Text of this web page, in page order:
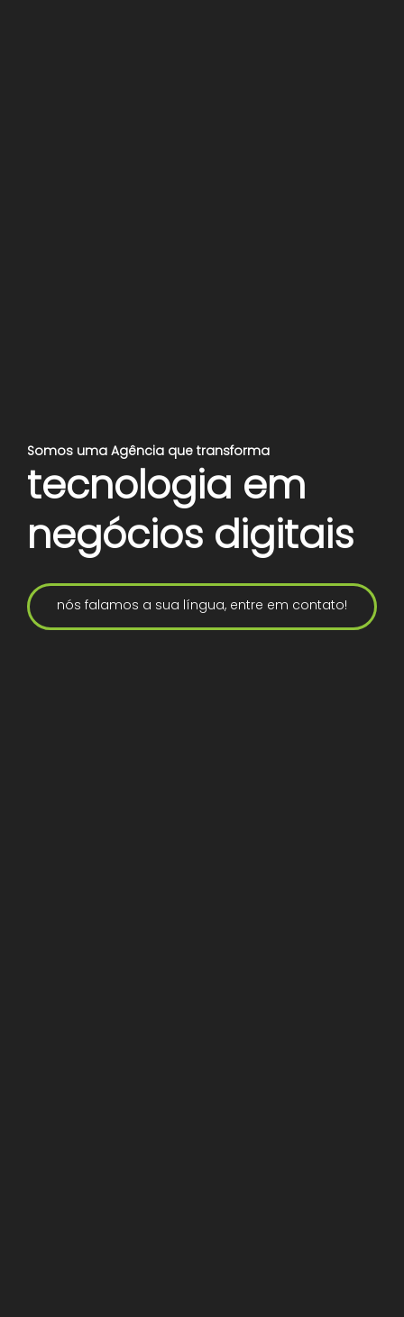
Somos uma Agência que transforma
tecnologia em
negócios digitais
nós falamos a sua língua, entre em contato!